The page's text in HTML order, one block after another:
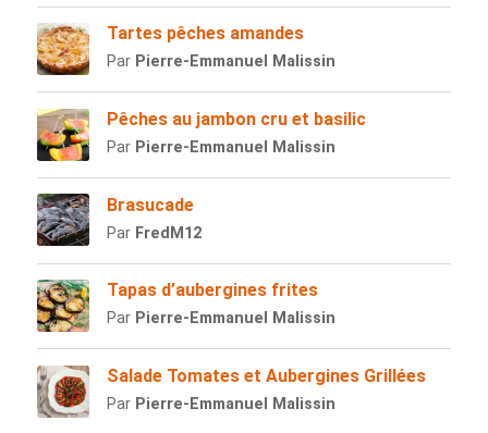
Tartes pêches amandes
Par Pierre-Emmanuel Malissin
Pêches au jambon cru et basilic
Par Pierre-Emmanuel Malissin
Brasucade
Par FredM12
Tapas d’aubergines frites
Par Pierre-Emmanuel Malissin
Salade Tomates et Aubergines Grillées
Par Pierre-Emmanuel Malissin